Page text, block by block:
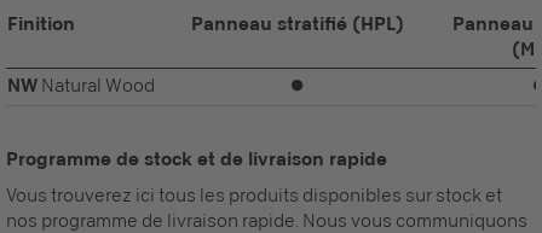
Finition Panneau stratifié (HPL)
Panneau
NW Natural Wood ⏺
Programme de stock et de livraison rapide
Vous trouverez ici tous les produits disponibles sur stock et
nos programme de livraison rapide. Nous vous communiquons